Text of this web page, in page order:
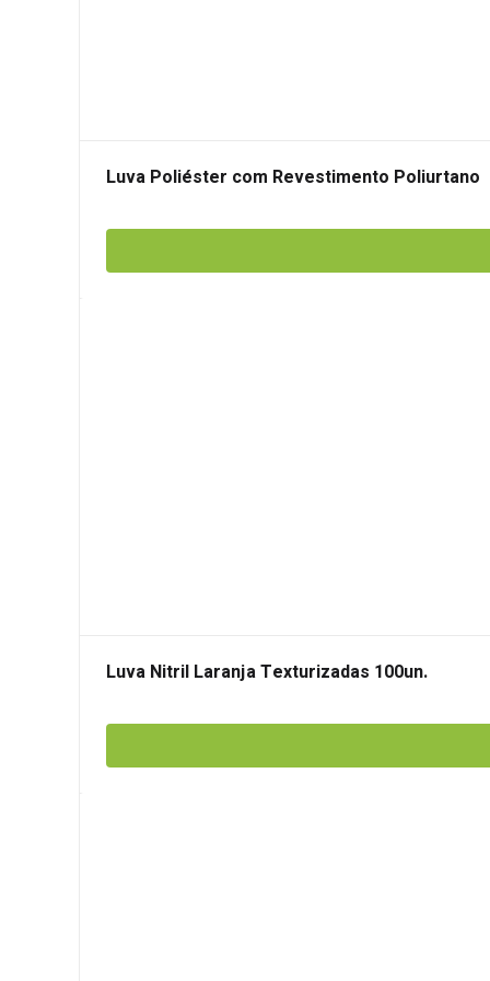
Luva Poliéster com Revestimento Poliurtano
Luva Nitril Laranja Texturizadas 100un.